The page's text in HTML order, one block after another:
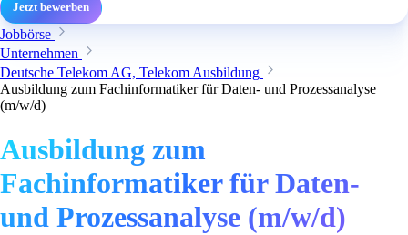
Jetzt bewerben
Jobbörse
Unternehmen
Deutsche Telekom AG, Telekom Ausbildung
Ausbildung zum Fachinformatiker für Daten- und Prozessanalyse
(m/w/d)
Ausbildung zum
Fachinformatiker für Daten-
und Prozessanalyse (m/w/d)